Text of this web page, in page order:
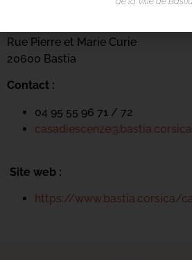
Rue Pierre et Marie Curie
20600 Bastia
Contact :
04 95 55 96 71 / 72
casadiescenze@bastia.corsica
Site web :
https://www.bastia.corsica/